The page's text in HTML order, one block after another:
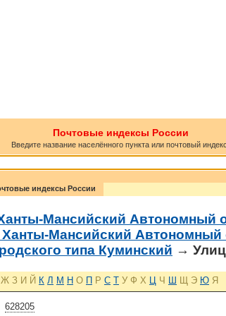
Почтовые индексы России
Введите название населённого пункта или почтовый
индексы России
Мансийский Автономный
Мансийский Автономный
типа Куминский →
Ж З И Й К Л М Н О П Р С Т У Ф Х Ц Ч Ш Щ Э Ю Я
628205